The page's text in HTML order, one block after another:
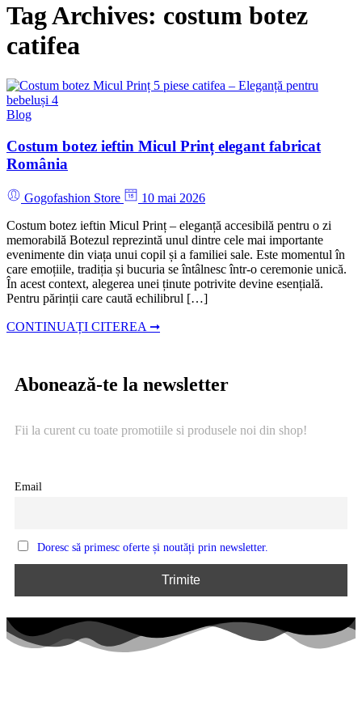
Tag Archives: costum botez
catifea
Blog
Costum botez ieftin Micul Prinț elegant fabricat
România
Gogofashion Store
10 mai 2026
Costum botez ieftin Micul Prinț – eleganță accesibilă pentru o zi
memorabilă Botezul reprezintă unul dintre cele mai importante
evenimente din viața unui copil și a familiei sale. Este momentul în
care emoțiile, tradiția și bucuria se întâlnesc într-o ceremonie unică.
În acest context, alegerea unei ținute potrivite devine esențială.
Pentru părinții care caută echilibrul […]
CONTINUAȚI CITEREA ➞
Abonează-te la newsletter
Fii la curent cu toate promotiile si produsele noi din shop!
Email
Doresc să primesc oferte și noutăți prin newsletter.